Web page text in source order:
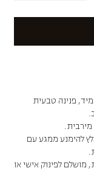
פנינה טבעית
מירבית.
להימנע ממגע עם
לפינוק אישי או